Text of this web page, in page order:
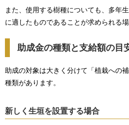
また、使用する樹種についても、多年
に適したものであることが求められる場
助成金の種類と支給額の目
助成の対象は大きく分けて「植栽への
種類があります。
新しく生垣を設置する場合